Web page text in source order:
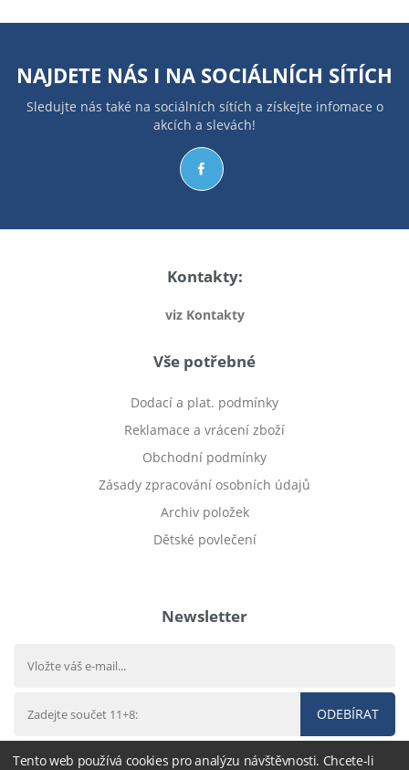
NAJDETE NÁS I NA SOCIÁLNÍCH SÍTÍCH
Sledujte nás také na sociálních sítích a získejte infomace o
akcích a slevách!
Kontakty:
viz Kontakty
Vše potřebné
Dodací a plat. podmínky
Reklamace a vrácení zboží
Obchodní podmínky
Zásady zpracování osobních údajů
Archiv položek
Dětské povlečení
Newsletter
ODEBÍRAT
Tento web používá cookies pro analýzu návštěvnosti. Chcete-li